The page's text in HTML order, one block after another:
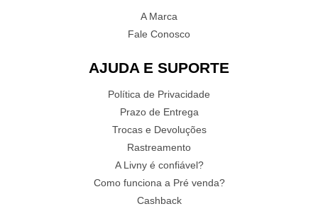
A Marca
Fale Conosco
AJUDA E SUPORTE
Política de Privacidade
Prazo de Entrega
Trocas e Devoluções
Rastreamento
A Livny é confiável?
Como funciona a Pré venda?
Cashback